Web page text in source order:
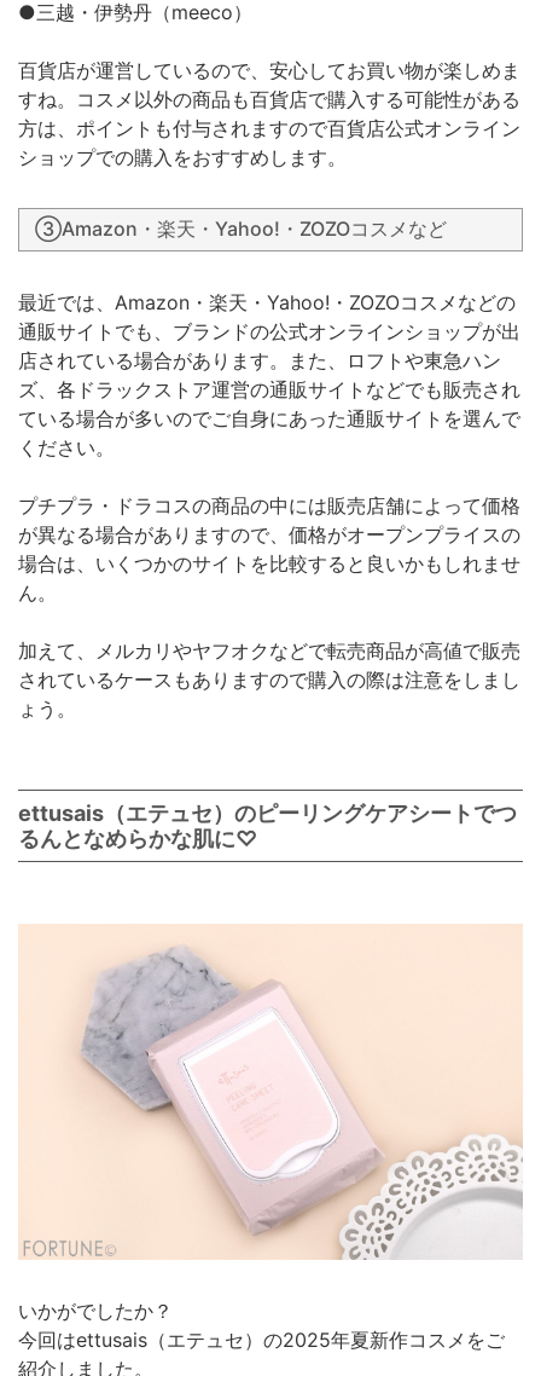
●三越・伊勢丹（meeco）
百貨店が運営しているので、安心してお買い物が楽しめま
すね。コスメ以外の商品も百貨店で購入する可能性がある
方は、ポイントも付与されますので百貨店公式オンライン
ショップでの購入をおすすめします。
③Amazon・楽天・Yahoo!・ZOZOコスメなど
最近では、Amazon・楽天・Yahoo!・ZOZOコスメなどの
通販サイトでも、ブランドの公式オンラインショップが出
店されている場合があります。また、ロフトや東急ハン
ズ、各ドラックストア運営の通販サイトなどでも販売され
ている場合が多いのでご自身にあった通販サイトを選んで
ください。
プチプラ・ドラコスの商品の中には販売店舗によって価格
が異なる場合がありますので、価格がオープンプライスの
場合は、いくつかのサイトを比較すると良いかもしれませ
ん。
加えて、メルカリやヤフオクなどで転売商品が高値で販売
されているケースもありますので購入の際は注意をしまし
ょう。
ettusais（エテュセ）のピーリングケアシートでつ
るんとなめらかな肌に♡
いかがでしたか？
今回はettusais（エテュセ）の2025年夏新作コスメをご
紹介しました。